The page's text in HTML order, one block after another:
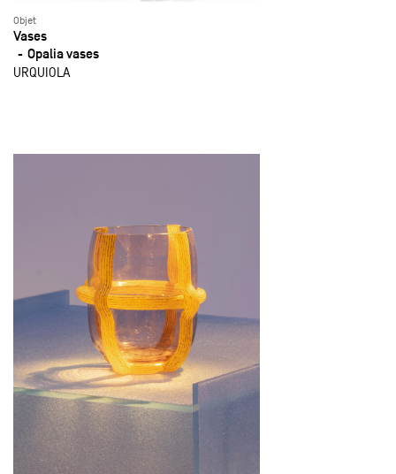
Objet
Vases
Opalia vases
URQUIOLA